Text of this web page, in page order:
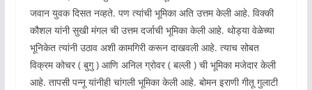
जवान युवक दिसत नव्हते. पण त्यांची भूमिका अति उत्तम केली आहे. विक्की
कौशल यांनी सुखी मंगल ची उत्तम दर्जाची भूमिका केली आहे. थोड्या वेळेच्या
भूनिकेत त्यांनी उठाव अशी कामगिरी करून दाखवली आहे. त्याच सोबत
विक्रम कोचर ( बुगु ) आणि अनिल ग्रोवर ( बल्ली ) ची भूमिका मजेदार केली
आहे. तापसी पन्नू यांनीही चांगली भूमिका केली आहे. बोमन इराणी गीतू गुलाटी